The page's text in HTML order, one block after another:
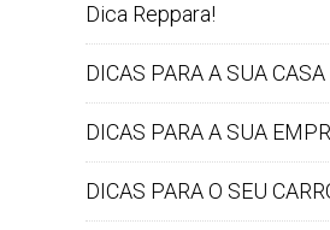
Dica Reppara!
DICAS PARA A SUA CASA
DICAS PARA A SUA
DICAS PARA O SEU